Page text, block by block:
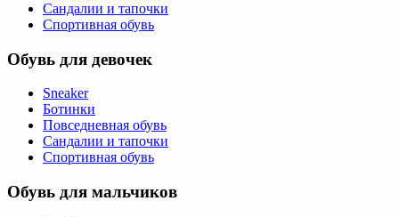
Сандалии и тапочки
Спортивная обувь
Обувь для девочек
Sneaker
Ботинки
Повседневная обувь
Сандалии и тапочки
Спортивная обувь
Обувь для мальчиков